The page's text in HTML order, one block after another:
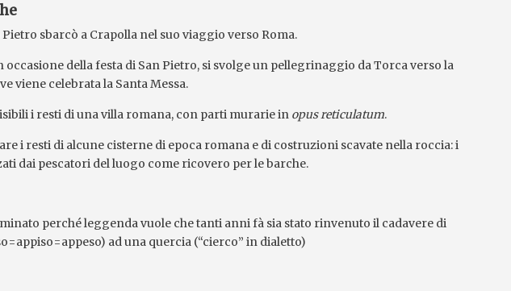
sbarcò a Crapolla nel suo viaggio verso Roma.
della festa di San Pietro, si svolge un pellegrinaggio da Torca verso la
viene celebrata la Santa Messa.
i resti di una villa romana, con parti murarie in opus reticulatum.
i resti di alcune cisterne di epoca romana e di costruzioni scavate nella roccia: i
dai pescatori del luogo come ricovero per le barche.
perché leggenda vuole che tanti anni fà sia stato rinvenuto il cadavere di
ad una quercia (“cierco” in dialetto)